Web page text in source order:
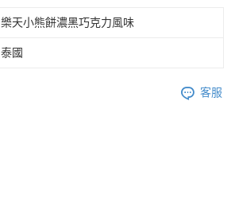
樂天小熊餅濃黑巧克力風味
泰國
客服